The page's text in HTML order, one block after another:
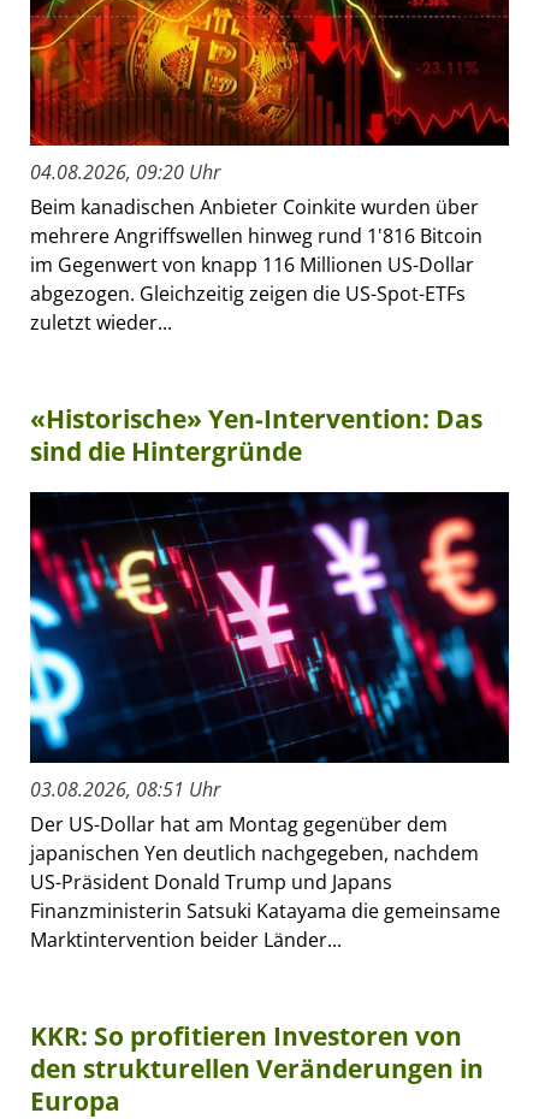
04.08.2026, 09:20 Uhr
Beim kanadischen Anbieter Coinkite wurden über
mehrere Angriffswellen hinweg rund 1'816 Bitcoin
im Gegenwert von knapp 116 Millionen US-Dollar
abgezogen. Gleichzeitig zeigen die US-Spot-ETFs
zuletzt wieder...
«Historische» Yen-Intervention: Das
sind die Hintergründe
03.08.2026, 08:51 Uhr
Der US-Dollar hat am Montag gegenüber dem
japanischen Yen deutlich nachgegeben, nachdem
US-Präsident Donald Trump und Japans
Finanzministerin Satsuki Katayama die gemeinsame
Marktintervention beider Länder...
KKR: So profitieren Investoren von
den strukturellen Veränderungen in
Europa